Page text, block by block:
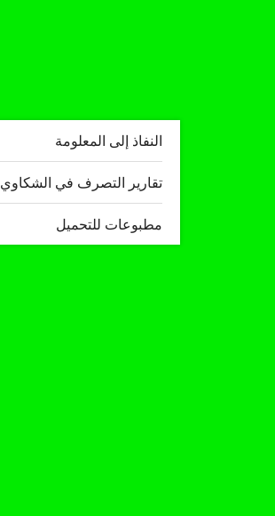
النفاذ إلى المعلومة
تقارير التصرف في الشكاوي
مطبوعات للتحميل